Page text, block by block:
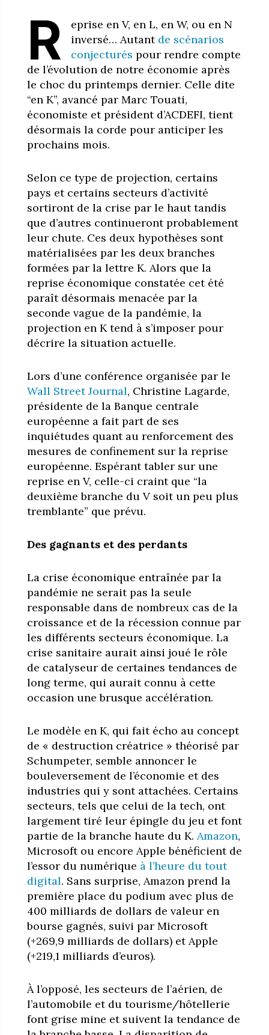
R
eprise en V, en L, en W, ou en N
inversé… Autant de scénarios
conjecturés pour rendre compte
de l’évolution de notre économie après
le choc du printemps dernier. Celle dite
“en K”, avancé par Marc Touati,
économiste et président d’ACDEFI, tient
désormais la corde pour anticiper les
prochains mois.
Selon ce type de projection, certains
pays et certains secteurs d’activité
sortiront de la crise par le haut tandis
que d’autres continueront probablement
leur chute. Ces deux hypothèses sont
matérialisées par les deux branches
formées par la lettre K. Alors que la
reprise économique constatée cet été
paraît désormais menacée par la
seconde vague de la pandémie, la
projection en K tend à s’imposer pour
décrire la situation actuelle.
Lors d’une conférence organisée par le
Wall Street Journal, Christine Lagarde,
présidente de la Banque centrale
européenne a fait part de ses
inquiétudes quant au renforcement des
mesures de confinement sur la reprise
européenne. Espérant tabler sur une
reprise en V, celle-ci craint que “la
deuxième branche du V soit un peu plus
tremblante” que prévu.
Des gagnants et des perdants
La crise économique entraînée par la
pandémie ne serait pas la seule
responsable dans de nombreux cas de la
croissance et de la récession connue par
les différents secteurs économique. La
crise sanitaire aurait ainsi joué le rôle
de catalyseur de certaines tendances de
long terme, qui aurait connu à cette
occasion une brusque accélération.
Le modèle en K, qui fait écho au concept
de « destruction créatrice » théorisé par
Schumpeter, semble annoncer le
bouleversement de l’économie et des
industries qui y sont attachées. Certains
secteurs, tels que celui de la tech, ont
largement tiré leur épingle du jeu et font
partie de la branche haute du K. Amazon,
Microsoft ou encore Apple bénéficient de
l’essor du numérique à l’heure du tout
digital. Sans surprise, Amazon prend la
première place du podium avec plus de
400 milliards de dollars de valeur en
bourse gagnés, suivi par Microsoft
(+269,9 milliards de dollars) et Apple
(+219,1 milliards d’euros).
À l’opposé, les secteurs de l’aérien, de
l’automobile et du tourisme/hôtellerie
font grise mine et suivent la tendance de